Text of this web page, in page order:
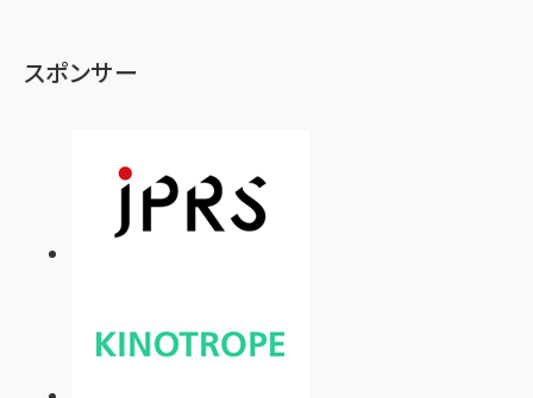
スポンサー